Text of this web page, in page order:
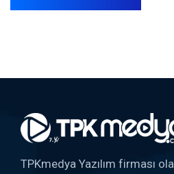
TPKmedya Yazılım firması